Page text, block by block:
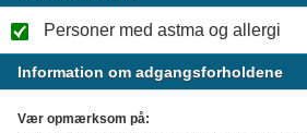
Personer med astma og allergi
Information om adgangsforholdene
Vær opmærksom på: